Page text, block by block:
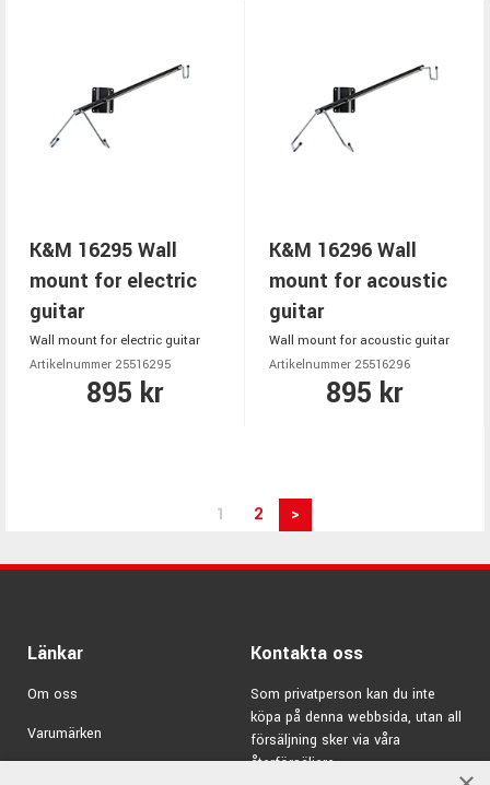
K&M 16295 Wall
mount for electric
guitar
Wall mount for electric guitar
Artikelnummer 25516295
895 kr
K&M 16296 Wall
mount for acoustic
guitar
Wall mount for acoustic guitar
Artikelnummer 25516296
895 kr
1 2 >
Länkar
Om oss
Varumärken
Kontakta oss
Som privatperson kan du inte
köpa på denna webbsida, utan all
försäljning sker via våra
återförsäljare.